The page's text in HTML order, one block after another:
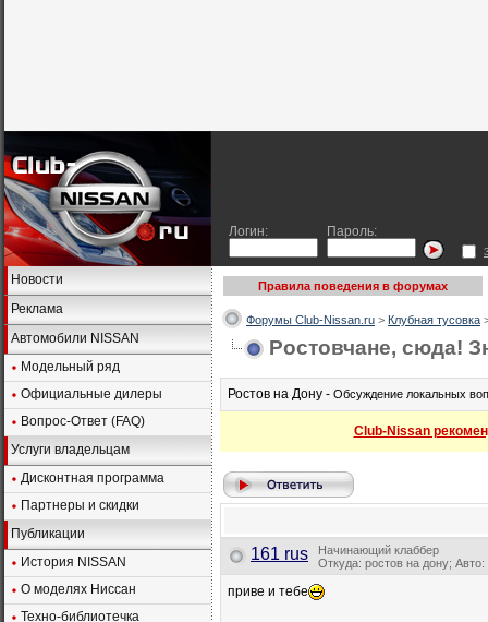
Логин: Пароль:
Новости
Реклама
Автомобили NISSAN
Модельный ряд
Официальные дилеры
Вопрос-Ответ (FAQ)
Услуги владельцам
Дисконтная программа
Партнеры и скидки
Публикации
История NISSAN
О моделях Ниссан
Техно-библиотечка
Правила поведения в форумах
Форумы Club-Nissan.ru > Клубная тусовка
Ростовчане, сюда!
Ростов на Дону - Обсуждение локальных
Club-Nissan
161 rus
Начинающий клаббер
Откуда: ростов на дону; Авто:
приве и тебе